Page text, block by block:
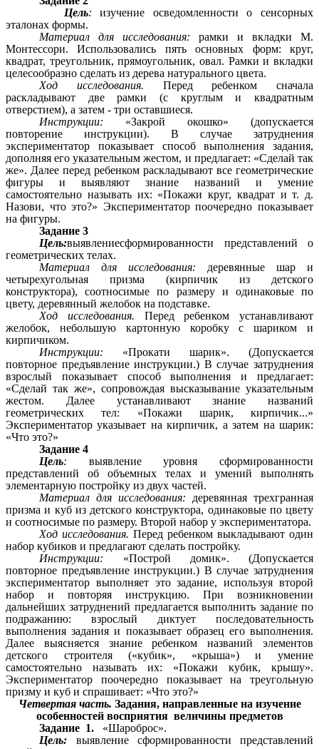
Цель:изучение осведомленности о сенсорных
эталонах формы.
Материал для исследования:рамки и вкладки М.
Монтессори. Использовались пять основных форм: круг,
квадрат, треугольник, прямоугольник, овал. Рамки и вкладки
целесообразно сделать из дерева натурального цвета.
Ход исследования. Перед ребенком сначала
раскладывают две рамки (с круглым и квадратным
отверстием), а затем - три оставшиеся.
Инструкции: «Закрой окошко» (допускается
повторение инструкции). В случае затруднения
экспериментатор показывает способ выполнения задания,
дополняя его указательным жестом, и предлагает: «Сделай так
же». Далее перед ребенком раскладывают все геометрические
фигуры и выявляют знание названий и умение
самостоятельно называть их: «Покажи круг, квадрат и т. д.
Назови, что это?» Экспериментатор поочередно показывает
на фигуры.
Задание 3
Цель:выявлениесформированности представлений о
геометрических телах.
Материал для исследования:деревянные шар и
четырехугольная призма (кирпичик из детского
конструктора), соотносимые по размеру и одинаковые по
цвету, деревянный желобок на подставке.
Ход исследования. Перед ребенком устанавливают
желобок, небольшую картонную коробку с шариком и
кирпичиком.
Инструкции: «Прокати шарик». (Допускается
повторное предъявление инструкции.) В случае затруднения
взрослый показывает способ выполнения и предлагает:
«Сделай так же», сопровождая высказывание указательным
жестом. Далее устанавливают знание названий
геометрических тел: «Покажи шарик, кирпичик...»
Экспериментатор указывает на кирпичик, а затем на шарик:
«Что это?»
Задание 4
Цель: выявление уровня сформированности
представлений об объемных телах и умений выполнять
элементарную постройку из двух частей.
Материал для исследования:деревянная трехгранная
призма и куб из детского конструктора, одинаковые по цвету
и соотносимые по размеру. Второй набор у экспериментатора.
Ход исследования.Перед ребенком выкладывают один
набор кубиков и предлагают сделать постройку.
Инструкции: «Построй домик». (Допускается
повторное предъявление инструкции.) В случае затруднения
экспериментатор выполняет это задание, используя второй
набор и повторяя инструкцию. При возникновении
дальнейших затруднений предлагается выполнить задание по
подражанию: взрослый диктует последовательность
выполнения задания и показывает образец его выполнения.
Далее выясняется знание ребенком названий элементов
детского строителя («кубик», «крыша») и умение
самостоятельно называть их: «Покажи кубик, крышу».
Экспериментатор поочередно показывает на треугольную
призму и куб и спрашивает: «Что это?»
Четвертая часть. Задания, направленные на изучение
особенностей восприятия величины предметов
Задание 1. «Шароброс».
Цель: выявление сформированности представлений